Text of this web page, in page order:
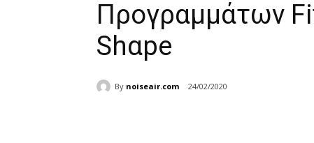
Προγραμμάτων
Shαpe
By noiseair.com 24/02/2020